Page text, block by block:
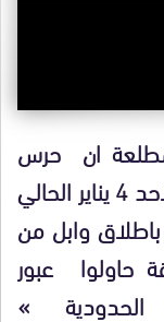
ان حرس
الحدود الجزائري قام صباح يومه الأحد 4 يناير الحالي
باطلاق وابل من
حاولوا عبور
الحدودية »